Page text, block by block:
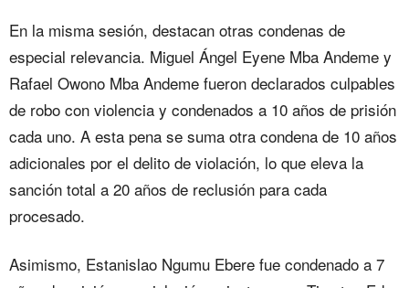
En la misma sesión, destacan otras condenas de
especial relevancia. Miguel Ángel Eyene Mba Andeme y
Rafael Owono Mba Andeme fueron declarados culpables
de robo con violencia y condenados a 10 años de prisión
cada uno. A esta pena se suma otra condena de 10 años
adicionales por el delito de violación, lo que eleva la
sanción total a 20 años de reclusión para cada
procesado.
Asimismo, Estanislao Ngumu Ebere fue condenado a 7